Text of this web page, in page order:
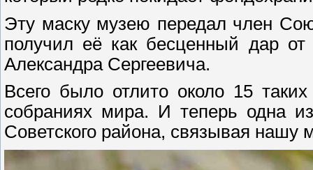
Эту маску музею передал член
получил её как бесценный дар от
Александра Сергеевича.
Всего было отлито около 15
собраниях мира. И теперь одна
Советского района, связывая